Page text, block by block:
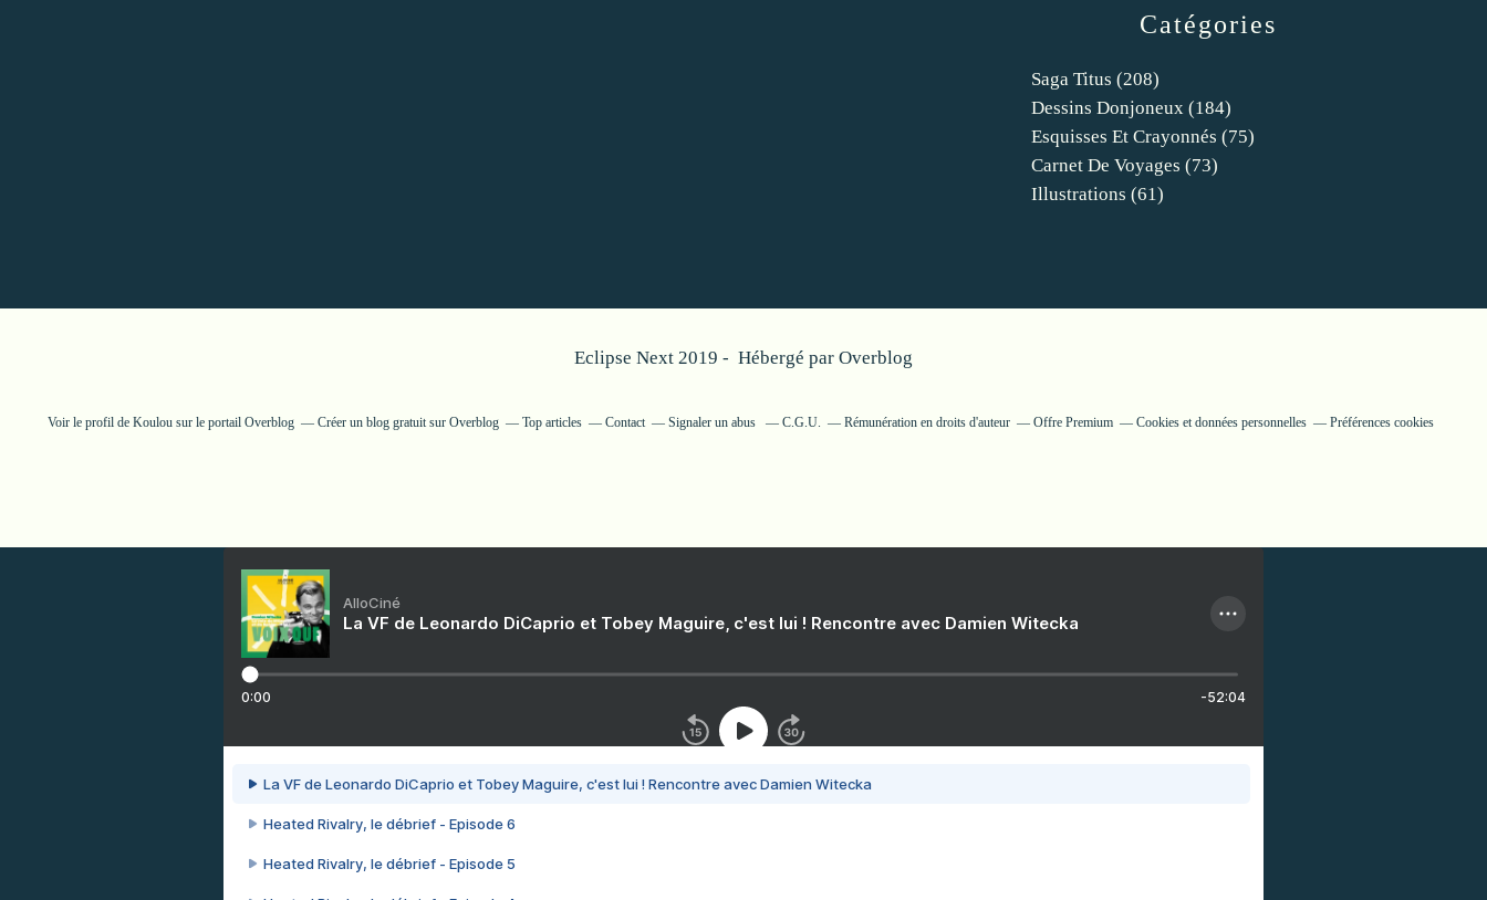
Catégories
Saga Titus (208)
Dessins Donjoneux (184)
Esquisses Et Crayonnés (75)
Carnet De Voyages (73)
Illustrations (61)
Eclipse Next 2019 - Hébergé par Overblog
Voir le profil de Koulousur le portail Overblog Créer un blog gratuit sur Overblog Top articles Contact Signaler un abus C.G.U. Rémunération en droits d'auteur Offre Premium Cookies et données personnelles Préférences cookies
AlloCiné
La VF de Leonardo DiCaprio et Tobey Maguire, c'est lui ! Rencontre avec Damien Witecka
0:00 -52:04
La VF de Leonardo DiCaprio et Tobey Maguire, c'est lui ! Rencontre avec Damien Witecka
Heated Rivalry, le débrief - Episode 6
Heated Rivalry, le débrief - Episode 5